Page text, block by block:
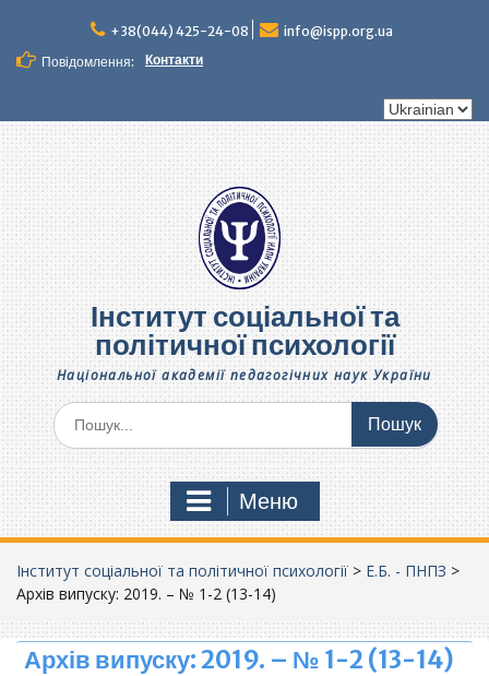
вмісту
+38(044) 425-24-08
info@ispp.org.ua
Повідомлення:
Контакти
Вибрати
Інститут соціальної та
політичної психології
Національної академії педагогічних наук України
Шукати:
Меню
Інститут соціальної та політичної психології > Е.Б. - ПНПЗ >
Архів випуску: 2019. – № 1-2 (13-14)
Архів випуску: 2019. – № 1-2 (13-14)